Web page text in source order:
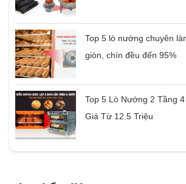
Top 5 lò nướng chuyên
giòn, chín đều đến 95%
Top 5 Lò Nướng 2 Tầng
Giá Từ 12.5 Triệu